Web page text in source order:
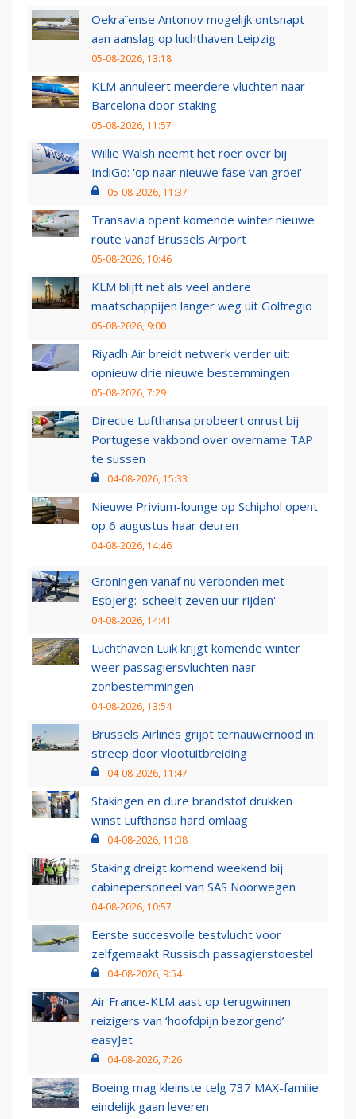
Oekraïense Antonov mogelijk ontsnapt
aan aanslag op luchthaven Leipzig
05-08-2026, 13:18
KLM annuleert meerdere vluchten naar
Barcelona door staking
05-08-2026, 11:57
Willie Walsh neemt het roer over bij
IndiGo: 'op naar nieuwe fase van groei'
05-08-2026, 11:37
Transavia opent komende winter nieuwe
route vanaf Brussels Airport
05-08-2026, 10:46
KLM blijft net als veel andere
maatschappijen langer weg uit Golfregio
05-08-2026, 9:00
Riyadh Air breidt netwerk verder uit:
opnieuw drie nieuwe bestemmingen
05-08-2026, 7:29
Directie Lufthansa probeert onrust bij
Portugese vakbond over overname TAP
te sussen
04-08-2026, 15:33
Nieuwe Privium-lounge op Schiphol opent
op 6 augustus haar deuren
04-08-2026, 14:46
Groningen vanaf nu verbonden met
Esbjerg: 'scheelt zeven uur rijden'
04-08-2026, 14:41
Luchthaven Luik krijgt komende winter
weer passagiersvluchten naar
zonbestemmingen
04-08-2026, 13:54
Brussels Airlines grijpt ternauwernood in:
streep door vlootuitbreiding
04-08-2026, 11:47
Stakingen en dure brandstof drukken
winst Lufthansa hard omlaag
04-08-2026, 11:38
Staking dreigt komend weekend bij
cabinepersoneel van SAS Noorwegen
04-08-2026, 10:57
Eerste succesvolle testvlucht voor
zelfgemaakt Russisch passagierstoestel
04-08-2026, 9:54
Air France-KLM aast op terugwinnen
reizigers van ‘hoofdpijn bezorgend’
easyJet
04-08-2026, 7:26
Boeing mag kleinste telg 737 MAX-familie
eindelijk gaan leveren